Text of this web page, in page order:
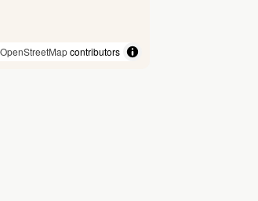
OpenStreetMapcontributors